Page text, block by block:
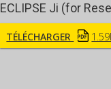
ECLIPSE Ji (for
TÉLÉCHARGER